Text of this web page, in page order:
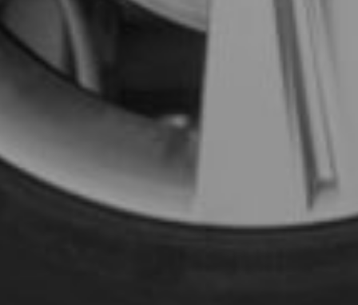
コラム
0120-031903
営業時間 9:00～18:00 日曜・祝日定休